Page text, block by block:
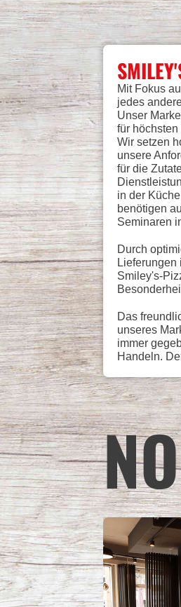
Mit Fokus
jedes
Unser
für
Wir setzen
unsere
für die
in der
benötigen
Seminaren
Durch
Smiley's-
Das
unseres
immer
Handeln.